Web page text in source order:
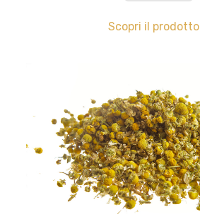
Scopri il prodotto